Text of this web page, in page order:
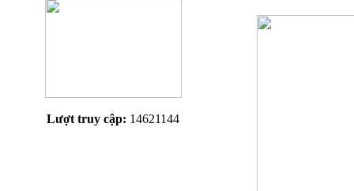
Lượt truy cập: 14621144